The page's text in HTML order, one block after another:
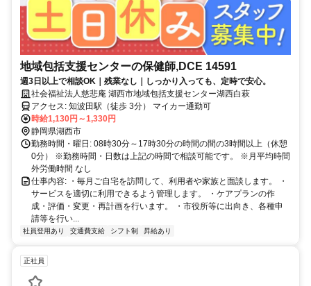
地域包括支援センターの保健師,DCE 14591
週3日以上で相談OK｜残業なし｜しっかり入っても、定時で安心。
社会福祉法人慈悲庵 湖西市地域包括支援センター湖西白萩
アクセス: 知波田駅（徒歩 3分） マイカー通勤可
時給1,130円～1,330円
静岡県湖西市
勤務時間・曜日: 08時30分～17時30分の時間の間の3時間以上（休憩
0分） ※勤務時間・日数は上記の時間で相談可能です。 ※月平均時間
外労働時間 なし
仕事内容: ・毎月ご自宅を訪問して、利用者や家族と面談します。 ・
サービスを適切に利用できるよう管理します。 ・ケアプランの作
成・評価・変更・再計画を行います。 ・市役所等に出向き、各種申
請等を行い...
社員登用あり 交通費支給 シフト制 昇給あり
正社員